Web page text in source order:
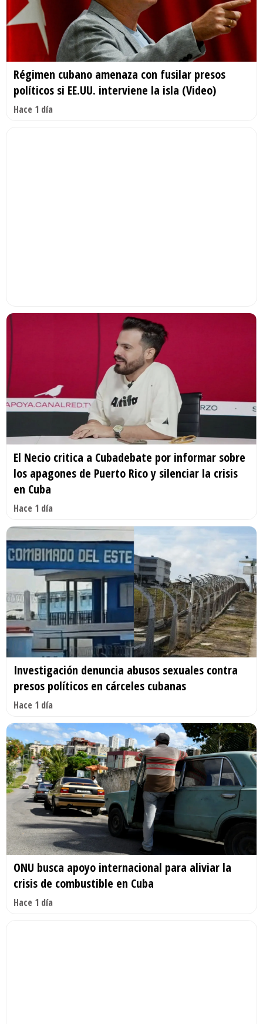
Régimen cubano amenaza con fusilar presos
políticos si EE.UU. interviene la isla (Video)
Hace 1 día
El Necio critica a Cubadebate por informar sobre
los apagones de Puerto Rico y silenciar la crisis
en Cuba
Hace 1 día
Investigación denuncia abusos sexuales contra
presos políticos en cárceles cubanas
Hace 1 día
ONU busca apoyo internacional para aliviar la
crisis de combustible en Cuba
Hace 1 día